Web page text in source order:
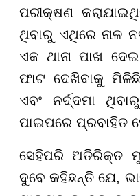
ପରୀକ୍ଷଣ
ଥିବାରୁ ଏଥିରେ ନାଳ
ଏକ ଥାନା ପାଖ
ଫାଟ ଦେଖିବାକୁ
ଏବଂ ନର୍ଦ୍ଦମା
ପାଇପରେ ପ୍ରବାହିତ
ସେହିପରି ଅତିରିକ୍ତ
ଦୁବେ କହିଛନ୍ତି ଯେ,